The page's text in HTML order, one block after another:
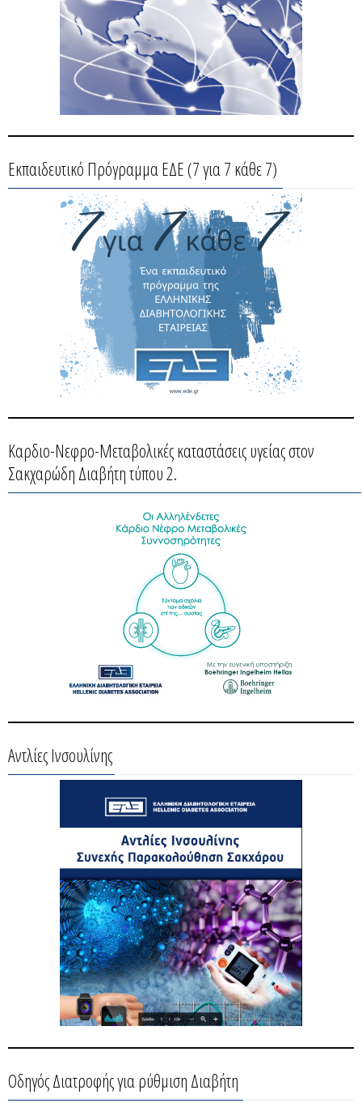
Εκπαιδευτικό Πρόγραμμα ΕΔΕ (7 για 7 κάθε 7)
Καρδιο-Νεφρο-Μεταβολικές καταστάσεις υγείας στον
Σακχαρώδη Διαβήτη τύπου 2.
Αντλίες Ινσουλίνης
Οδηγός Διατροφής για ρύθμιση Διαβήτη